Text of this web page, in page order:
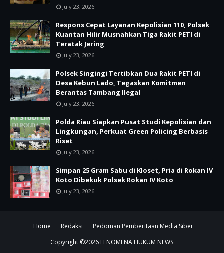
July 23, 2026
Respons Cepat Layanan Kepolisian 110, Polsek
Kuantan Hilir Musnahkan Tiga Rakit PETI di
Teratak Jering
July 23, 2026
Polsek Singingi Tertibkan Dua Rakit PETI di
Desa Kebun Lado, Tegaskan Komitmen
Berantas Tambang Ilegal
July 23, 2026
Polda Riau Siapkan Pusat Studi Kepolisian dan
Lingkungan, Perkuat Green Policing Berbasis
Riset
July 23, 2026
Simpan 25 Gram Sabu di Kloset, Pria di Rokan IV
Koto Dibekuk Polsek Rokan IV Koto
July 23, 2026
Home Redaksi
Pedoman Pemberitaan Media Siber
Copyright ©2026 FENOMENA HUKUM NEWS